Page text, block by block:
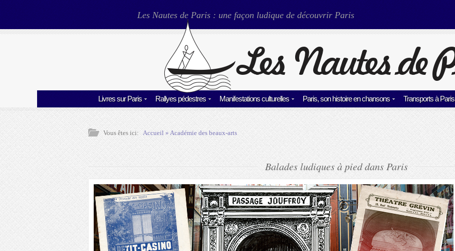
Les Nautes de Paris : une façon ludique de découvrir Paris
Livres sur Paris Rallyes pédestres Manifestations culturelles Paris, son histoire en chansons Transports à Paris
Vous êtes ici: Accueil»Académie des beaux-arts
Balades ludiques à pied dans Paris